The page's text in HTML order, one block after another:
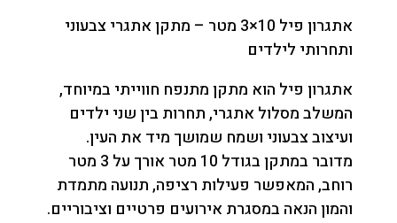
אתגרון פיל 10×3 מטר – מתקן אתגרי צבעוני
ותחרותי לילדים
אתגרון פיל הוא מתקן מתנפח חווייתי במיוחד,
המשלב מסלול אתגרי, תחרות בין שני ילדים
ועיצוב צבעוני ושמח שמושך מיד את העין.
מדובר במתקן בגודל 10 מטר אורך על 3 מטר
רוחב, המאפשר פעילות רציפה, תנועה מתמדת
והמון הנאה במסגרת אירועים פרטיים וציבוריים.